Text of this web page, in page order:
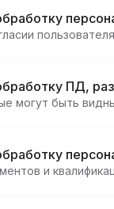
ПД,
могут быть
и